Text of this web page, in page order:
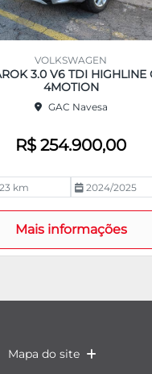
VOLKSWAGEN
3.0 V6 TDI HIGHLINE
4MOTION
GAC Navesa
R$ 254.900,00
km 2024/2025
Mais informações
Mapa do site